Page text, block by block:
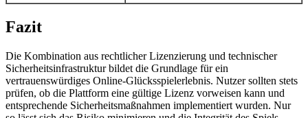
Panel
oku
Panel
Fazit
Die Kombination aus rechtlicher Lizenzierung und technischer
Sicherheitsinfrastruktur bildet die Grundlage für ein
vertrauenswürdiges Online-Glücksspielerlebnis. Nutzer sollten stets
prüfen, ob die Plattform eine gültige Lizenz vorweisen kann und
entsprechende Sicherheitsmaßnahmen implementiert wurden. Nur